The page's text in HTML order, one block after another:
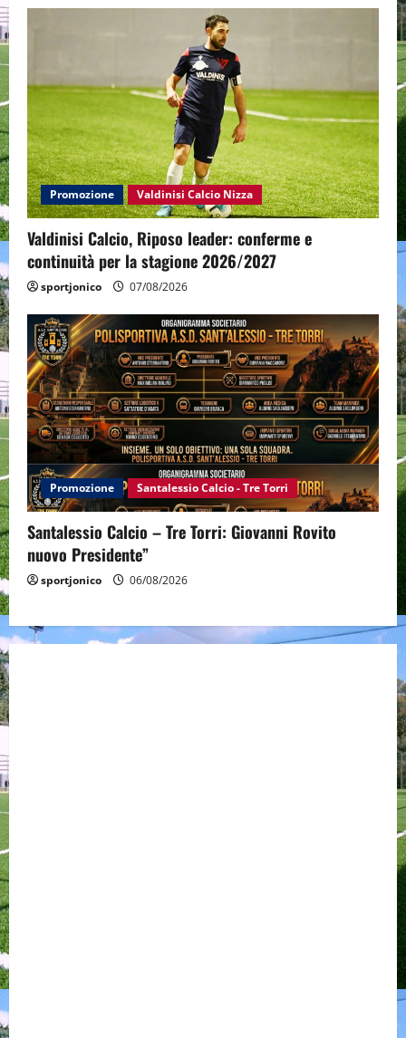
Promozione Valdinisi Calcio Nizza
Valdinisi Calcio, Riposo leader: conferme e
continuità per la stagione 2026/2027
sportjonico 07/08/2026
Promozione Santalessio Calcio - Tre Torri
Santalessio Calcio – Tre Torri: Giovanni Rovito
nuovo Presidente”
sportjonico 06/08/2026